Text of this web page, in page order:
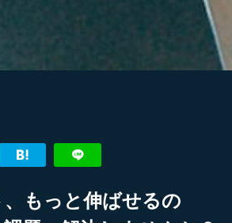
、もっと伸ばせるの